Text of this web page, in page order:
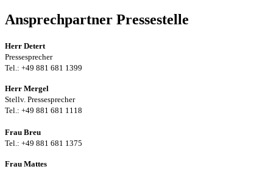
Ansprechpartner Pressestelle
Herr Detert
Pressesprecher
Tel.: +49 881 681 1399
Herr Mergel
Stellv. Pressesprecher
Tel.: +49 881 681 1118
Frau Breu
Tel.: +49 881 681 1375
Frau Mattes